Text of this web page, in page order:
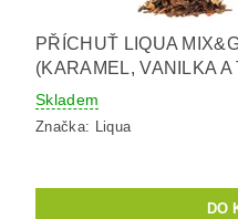
PŘÍCHUŤ LIQUA
(KARAMEL, VANILKA
Skladem
Značka: Liqua